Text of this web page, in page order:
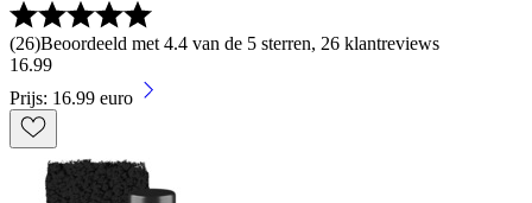
(26)Beoordeeld met 4.4 van de 5 sterren, 26 klantreviews
16.99
Prijs: 16.99 euro